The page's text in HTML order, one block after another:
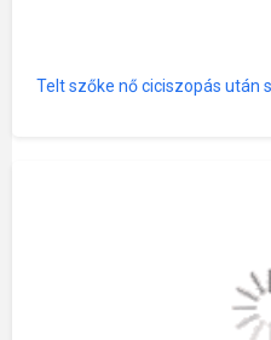
Telt szőke nő ciciszopás után